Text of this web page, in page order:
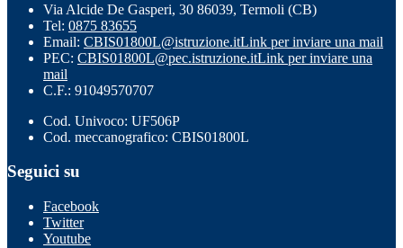
Via Alcide De Gasperi, 30 86039, Termoli (CB)
Tel: 0875 83655
Email: CBIS01800L@istruzione.itLink per inviare una mail
PEC: CBIS01800L@pec.istruzione.itLink per inviare una
mail
C.F.: 91049570707
Cod. Univoco: UF506P
Cod. meccanografico: CBIS01800L
Seguici su
Facebook
Twitter
Youtube